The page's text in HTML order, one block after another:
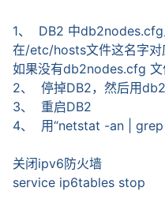
1、 DB2 中db2nodes.cfg
在/etc/hosts文件这名字对
如果没有db2nodes.cfg 文
2、 停掉DB2，然后用
3、 重启DB2
4、 用“netstat -an |
关闭ipv6防火墙
service ip6tables stop